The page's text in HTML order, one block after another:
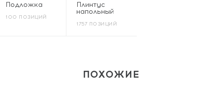
Подложка
100 ПОЗИЦИЙ
Плинтус
напольный
1757 ПОЗИЦИЙ
ПОХОЖИЕ